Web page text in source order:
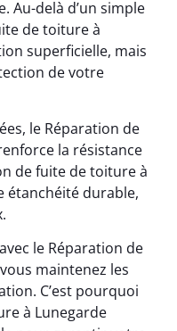
Au-delà d’un simple
de toiture à
superficielle, mais
de votre
le Réparation de
la résistance
de fuite de toiture à
étanchéité durable,
le Réparation de
maintenez les
C’est pourquoi
à Lunegarde